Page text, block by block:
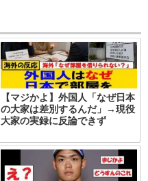
【マジかよ】外国人「なぜ日本
の大家は差別するんだ」→現役
大家の実録に反論できず